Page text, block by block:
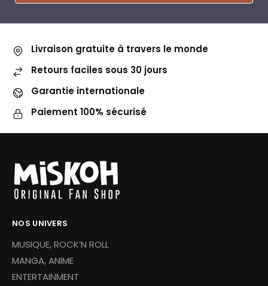
Livraison gratuite à travers le monde
Retours faciles sous 30 jours
Garantie internationale
Paiement 100% sécurisé
NOS UNIVERS
MUSIQUE, ROCK’N ROLL
MANGA, ANIME
ENTERTAINMENT